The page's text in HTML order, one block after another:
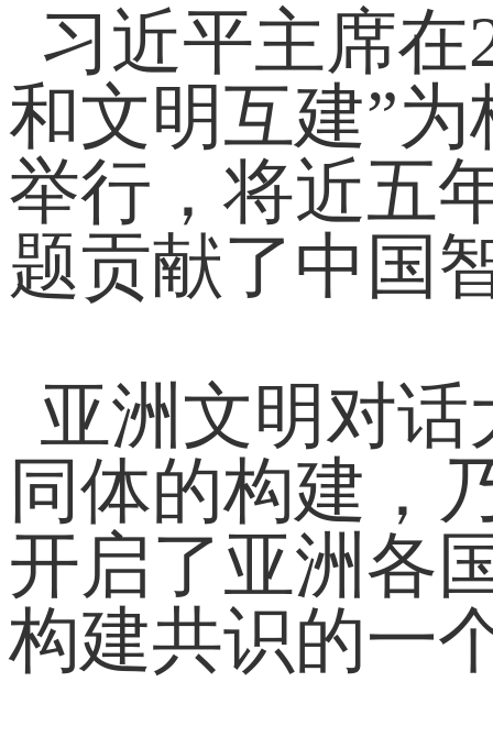
习近平主席在
和文明互建”
举行，将近五
题贡献了中国
亚洲文明对
同体的构建，
开启了亚洲各
构建共识的一